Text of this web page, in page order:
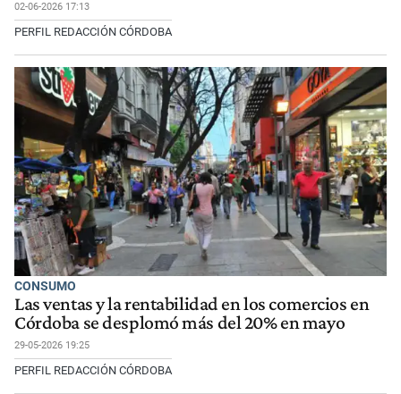
02-06-2026 17:13
PERFIL REDACCIÓN CÓRDOBA
CONSUMO
Las ventas y la rentabilidad en los comercios en
Córdoba se desplomó más del 20% en mayo
29-05-2026 19:25
PERFIL REDACCIÓN CÓRDOBA